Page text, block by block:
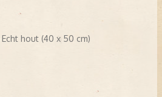
Echt hout (40 x 50 cm)